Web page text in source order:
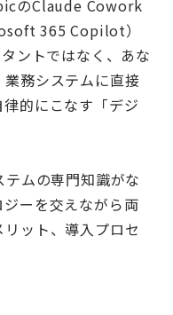
のClaude Cowork
365 Copilot）
ントではなく、あな
務システムに直接
的にこなす「デジ
テムの専門知識がな
ーを交えながら両
ット、導入プロセ